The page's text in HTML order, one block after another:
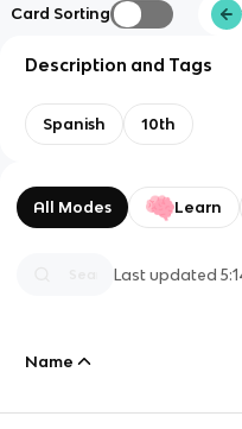
Card Sorting
Description and Tags
Spanish 10th
All Modes Learn
Last updated
Name